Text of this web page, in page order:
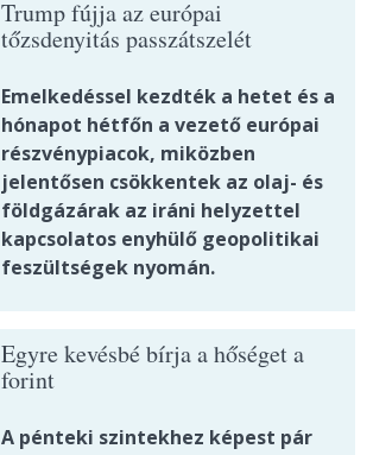
Trump fújja az európai
tőzsdenyitás passzátszelét
Emelkedéssel kezdték a hetet és a
hónapot hétfőn a vezető európai
részvénypiacok, miközben
jelentősen csökkentek az olaj- és
földgázárak az iráni helyzettel
kapcsolatos enyhülő geopolitikai
feszültségek nyomán.
Egyre kevésbé bírja a hőséget a
forint
A pénteki szintekhez képest pár